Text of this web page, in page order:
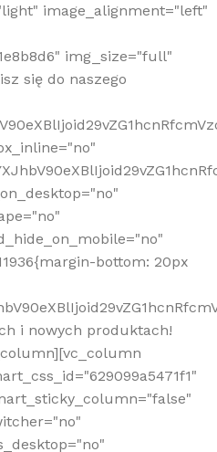
image_alignment="left"
img_size="full"
się do naszego
bottom: 20px
i nowych produktach!